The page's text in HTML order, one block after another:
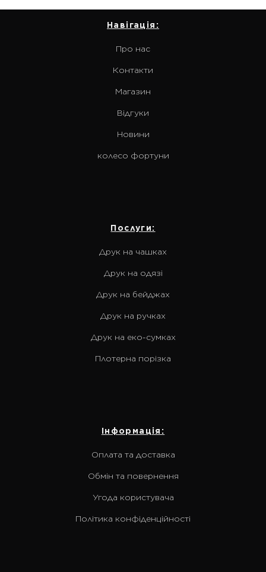
Навігація:
Про нас
Контакти
Магазин
Відгуки
Новини
колесо фортуни
Послуги:
Друк на чашках
Друк на одязі
Друк на бейджах
Друк на ручках
Друк на еко-сумках
Плотерна порізка
Інформація:
Оплата та доставка
Обмін та повернення
Угода користувача
Політика конфіденційності